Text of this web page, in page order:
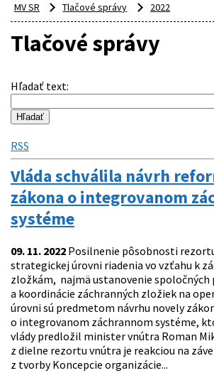
MV SR Tlačové správy 2022
Tlačové správy
Hľadať text:
RSS
Vláda schválila návrh
zákona o integrovanom
systéme
09. 11. 2022 Posilnenie pôsobnosti
strategickej úrovni riadenia vo vzťahu k
zložkám, najmä ustanovenie spoločných
a koordinácie záchranných zložiek na
úrovni sú predmetom návrhu novely
o integrovanom záchrannom systéme,
vlády predložil minister vnútra Roman
z dielne rezortu vnútra je reakciou na
z tvorby Koncepcie organizácie...